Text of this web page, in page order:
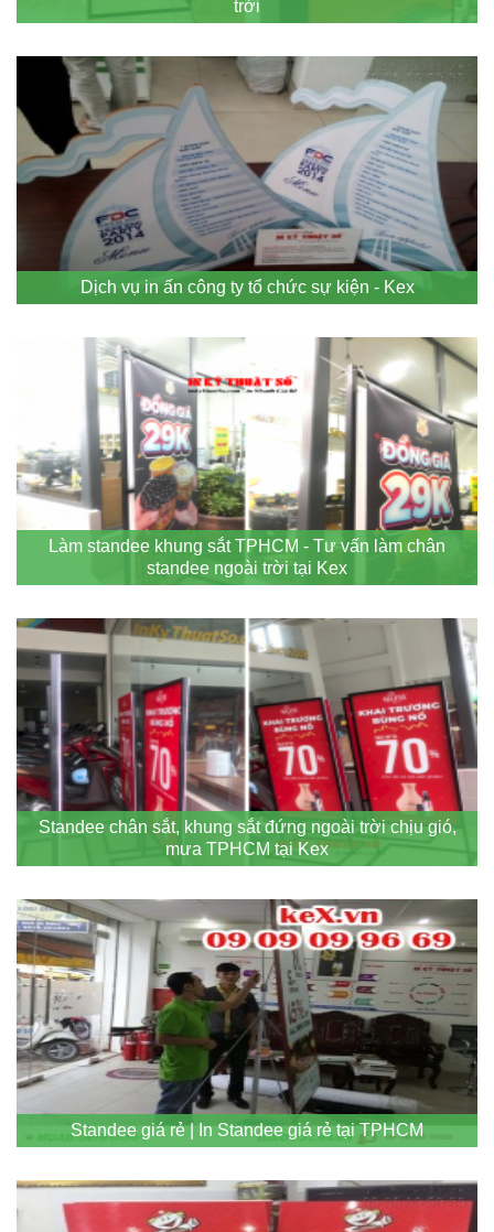
trời
Dịch vụ in ấn công ty tổ chức sự kiện - Kex
Làm standee khung sắt TPHCM - Tư vấn làm chân
standee ngoài trời tại Kex
Standee chân sắt, khung sắt đứng ngoài trời chịu gió,
mưa TPHCM tại Kex
Standee giá rẻ | In Standee giá rẻ tại TPHCM